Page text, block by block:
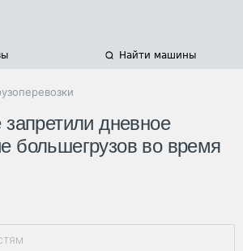
Найти машины
запретили дневное
большегрузов во время